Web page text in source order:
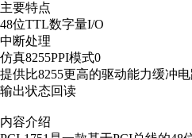
主要特点
48位TTL数字量I/O
中断处理
仿真8255PPI模式0
提供比8255更高的驱动能力缓冲
输出状态回读
内容介绍